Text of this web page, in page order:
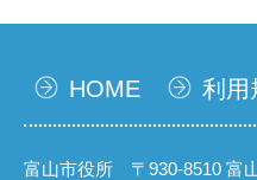
HOME 利用
富山市役所 〒930-8510 富